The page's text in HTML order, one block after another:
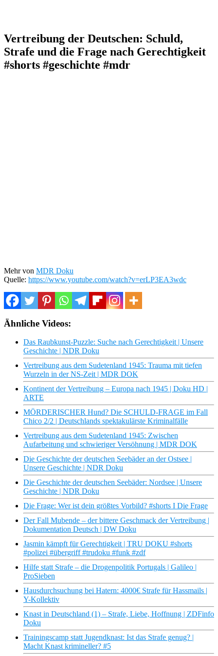
Vertreibung der Deutschen: Schuld,
Strafe und die Frage nach Gerechtigkeit
#shorts #geschichte #mdr
Mehr von MDR Doku
Quelle: https://www.youtube.com/watch?v=erLP3EA3wdc
Ähnliche Videos:
Das Raubkunst-Puzzle: Suche nach Gerechtigkeit | Unsere
Geschichte | NDR Doku
Vertreibung aus dem Sudetenland 1945: Trauma mit tiefen
Wurzeln in der NS-Zeit | MDR DOK
Kontinent der Vertreibung – Europa nach 1945 | Doku HD |
ARTE
MÖRDERISCHER Hund? Die SCHULD-FRAGE im Fall
Chico 2/2 | Deutschlands spektakulärste Kriminalfälle
Vertreibung aus dem Sudetenland 1945: Zwischen
Aufarbeitung und schwieriger Versöhnung | MDR DOK
Die Geschichte der deutschen Seebäder an der Ostsee |
Unsere Geschichte | NDR Doku
Die Geschichte der deutschen Seebäder: Nordsee | Unsere
Geschichte | NDR Doku
Die Frage: Wer ist dein größtes Vorbild? #shorts I Die Frage
Der Fall Mubende – der bittere Geschmack der Vertreibung |
Dokumentation Deutsch | DW Doku
Jasmin kämpft für Gerechtigkeit | TRU DOKU #shorts
#polizei #übergriff #trudoku #funk #zdf
Hilfe statt Strafe – die Drogenpolitik Portugals | Galileo |
ProSieben
Hausdurchsuchung bei Hatern: 4000€ Strafe für Hassmails |
Y-Kollektiv
Knast in Deutschland (1) – Strafe, Liebe, Hoffnung | ZDFinfo
Doku
Trainingscamp statt Jugendknast: Ist das Strafe genug? |
Macht Knast krimineller? #5